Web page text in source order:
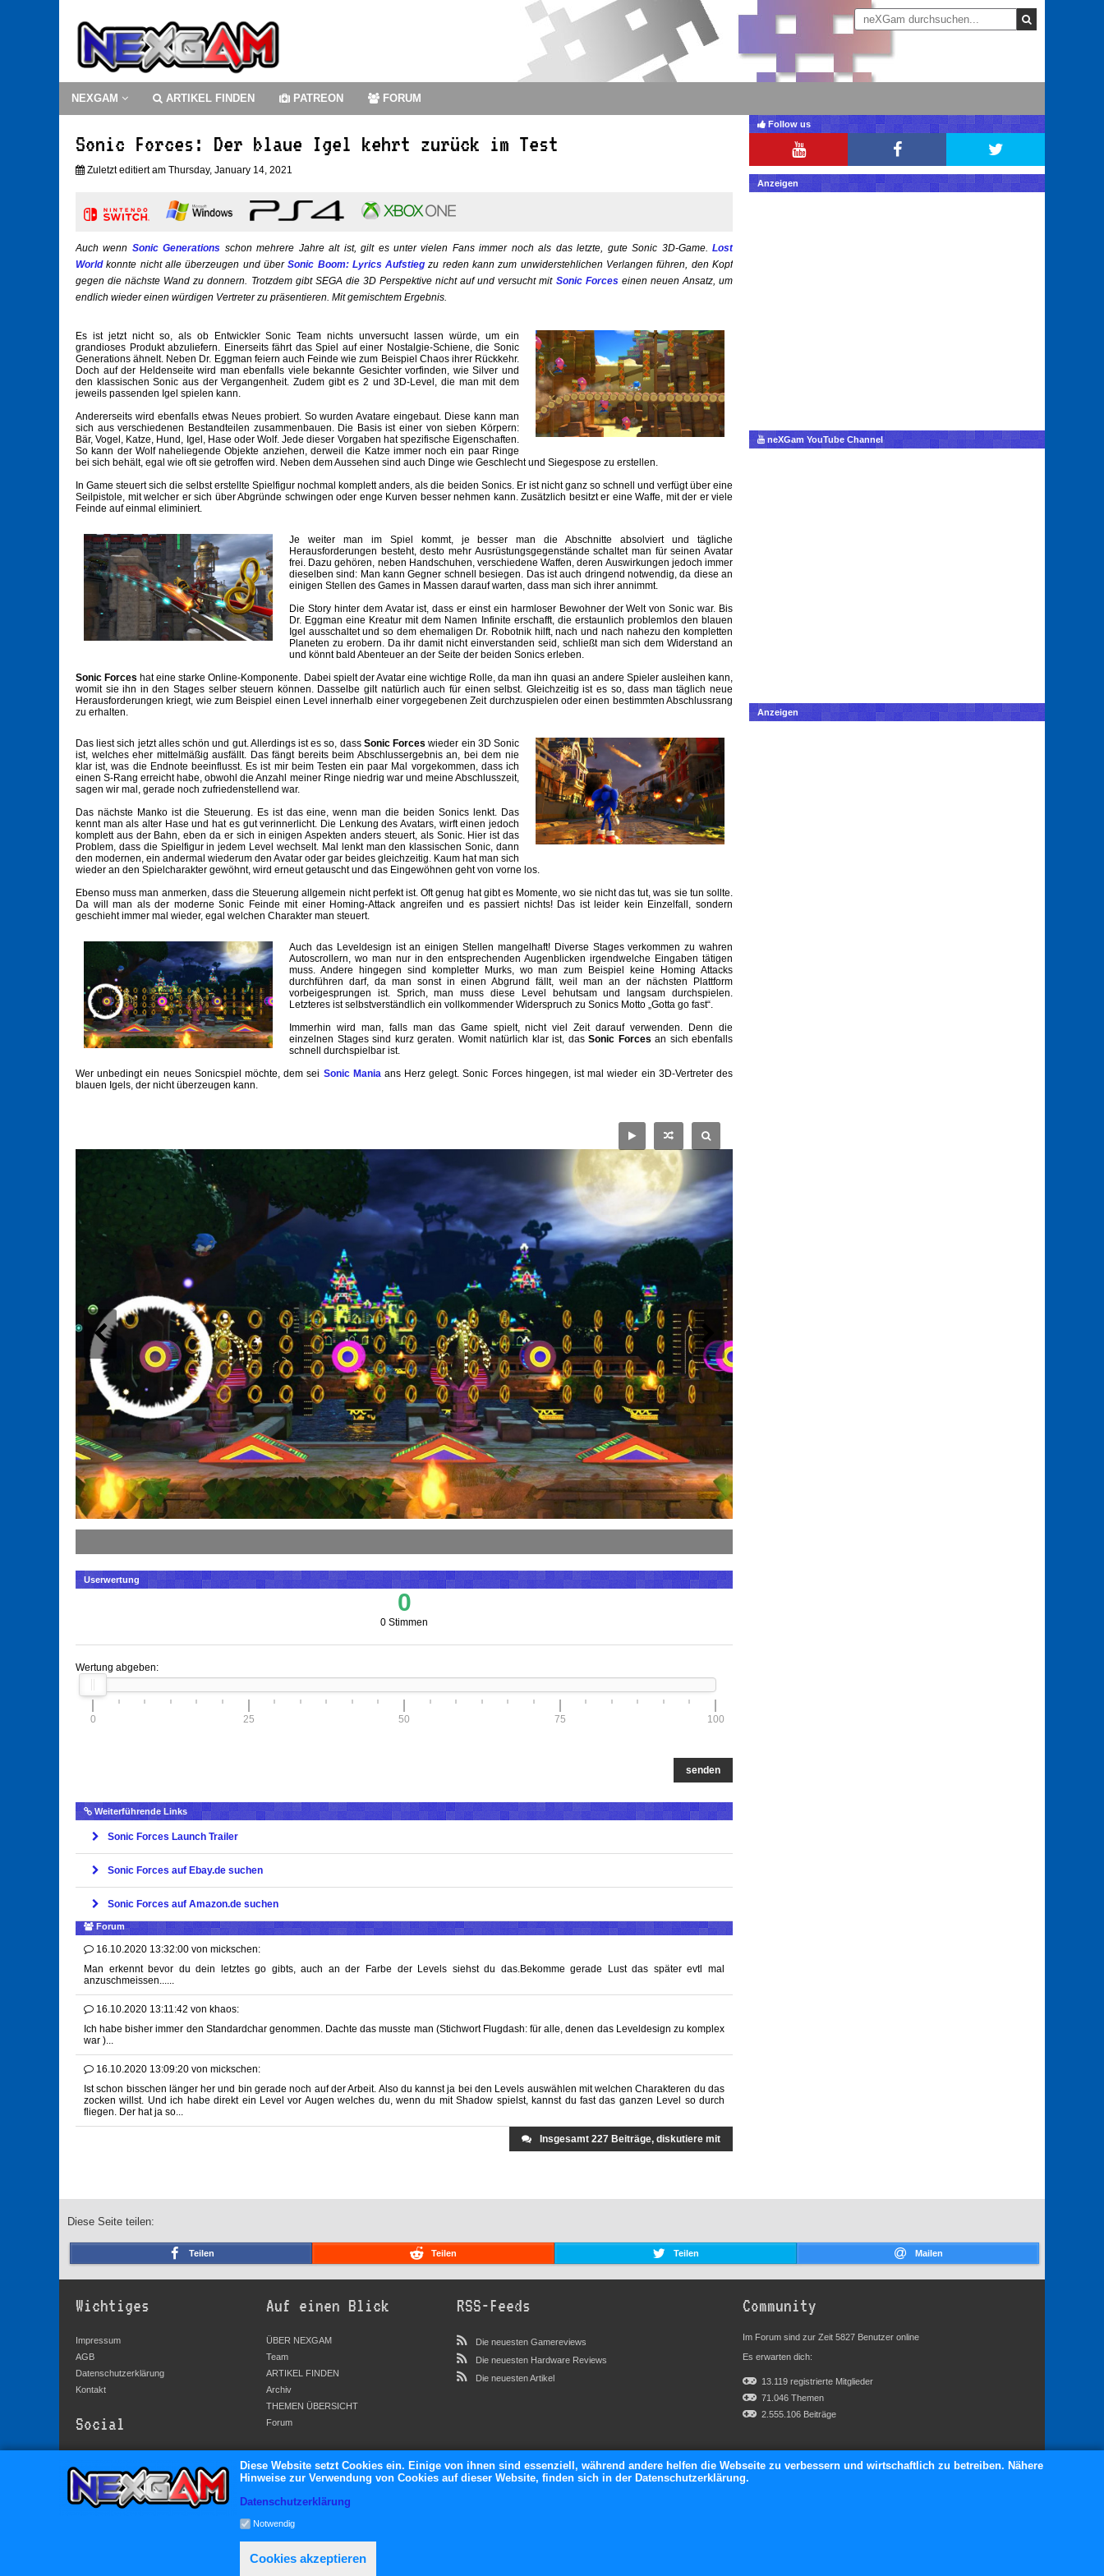
NEXGAM ARTIKEL FINDEN PATREON FORUM
Sonic Forces: Der blaue Igel kehrt zurück im Test
Zuletzt editiert am Thursday, January 14, 2021
Auch wenn Sonic Generations schon mehrere Jahre alt ist, gilt es unter vielen Fans immer noch als das letzte, gute Sonic 3D-Game.Lost
Worldkonnte nicht alle überzeugen und überSonic Boom: Lyrics Aufstieg zu reden kann zum unwiderstehlichen Verlangen führen, den Kopf
gegen die nächste Wand zu donnern. Trotzdem gibt SEGA die 3D Perspektive nicht auf und versucht mit Sonic Forceseinen neuen Ansatz, um
endlich wieder einen würdigen Vertreter zu präsentieren. Mit gemischtem Ergebnis.
Es ist jetzt nicht so, als ob Entwickler Sonic Team nichts unversucht lassen würde, um ein
grandioses Produkt abzuliefern. Einerseits fährt das Spiel auf einer Nostalgie-Schiene, die Sonic
Generations ähnelt. Neben Dr. Eggman feiern auch Feinde wie zum Beispiel Chaos ihrer Rückkehr.
Doch auf der Heldenseite wird man ebenfalls viele bekannte Gesichter vorfinden, wie Silver und
den klassischen Sonic aus der Vergangenheit. Zudem gibt es 2 und 3D-Level, die man mit dem
jeweils passenden Igel spielen kann.
Andererseits wird ebenfalls etwas Neues probiert. So wurden Avatare eingebaut. Diese kann man
sich aus verschiedenen Bestandteilen zusammenbauen. Die Basis ist einer von sieben Körpern:
Bär, Vogel, Katze, Hund, Igel, Hase oder Wolf. Jede dieser Vorgaben hat spezifische Eigenschaften.
So kann der Wolf naheliegende Objekte anziehen, derweil die Katze immer noch ein paar Ringe
bei sich behält, egal wie oft sie getroffen wird. Neben dem Aussehen sind auch Dinge wie Geschlecht und Siegespose zu erstellen.
In Game steuert sich die selbst erstellte Spielfigur nochmal komplett anders, als die beiden Sonics. Er ist nicht ganz so schnell und verfügt über eine
Seilpistole, mit welcher er sich über Abgründe schwingen oder enge Kurven besser nehmen kann. Zusätzlich besitzt er eine Waffe, mit der er viele
Feinde auf einmal eliminiert.
Je weiter man im Spiel kommt, je besser man die Abschnitte absolviert und tägliche
Herausforderungen besteht, desto mehr Ausrüstungsgegenstände schaltet man für seinen Avatar
frei. Dazu gehören, neben Handschuhen, verschiedene Waffen, deren Auswirkungen jedoch immer
dieselben sind: Man kann Gegner schnell besiegen. Das ist auch dringend notwendig, da diese an
einigen Stellen des Games in Massen darauf warten, dass man sich ihrer annimmt.
Die Story hinter dem Avatar ist, dass er einst ein harmloser Bewohner der Welt von Sonic war. Bis
Dr. Eggman eine Kreatur mit dem Namen Infinite erschafft, die erstaunlich problemlos den blauen
Igel ausschaltet und so dem ehemaligen Dr. Robotnik hilft, nach und nach nahezu den kompletten
Planeten zu erobern. Da ihr damit nicht einverstanden seid, schließt man sich dem Widerstand an
und könnt bald Abenteuer an der Seite der beiden Sonics erleben.
Sonic Forces hat eine starke Online-Komponente. Dabei spielt der Avatar eine wichtige Rolle, da man ihn quasi an andere Spieler ausleihen kann,
womit sie ihn in den Stages selber steuern können. Dasselbe gilt natürlich auch für einen selbst. Gleichzeitig ist es so, dass man täglich neue
Herausforderungen kriegt, wie zum Beispiel einen Level innerhalb einer vorgegebenen Zeit durchzuspielen oder einen bestimmten Abschlussrang
zu erhalten.
Das liest sich jetzt alles schön und gut. Allerdings ist es so, dass Sonic Forces wieder ein 3D Sonic
ist, welches eher mittelmäßig ausfällt. Das fängt bereits beim Abschlussergebnis an, bei dem nie
klar ist, was die Endnote beeinflusst. Es ist mir beim Testen ein paar Mal vorgekommen, dass ich
einen S-Rang erreicht habe, obwohl die Anzahl meiner Ringe niedrig war und meine Abschlusszeit,
sagen wir mal, gerade noch zufriedenstellend war.
Das nächste Manko ist die Steuerung. Es ist das eine, wenn man die beiden Sonics lenkt. Das
kennt man als alter Hase und hat es gut verinnerlicht. Die Lenkung des Avatars, wirft einen jedoch
komplett aus der Bahn, eben da er sich in einigen Aspekten anders steuert, als Sonic. Hier ist das
Problem, dass die Spielfigur in jedem Level wechselt. Mal lenkt man den klassischen Sonic, dann
den modernen, ein andermal wiederum den Avatar oder gar beides gleichzeitig. Kaum hat man sich
wieder an den Spielcharakter gewöhnt, wird erneut getauscht und das Eingewöhnen geht von vorne los.
Ebenso muss man anmerken, dass die Steuerung allgemein nicht perfekt ist. Oft genug hat gibt es Momente, wo sie nicht das tut, was sie tun sollte.
Da will man als der moderne Sonic Feinde mit einer Homing-Attack angreifen und es passiert nichts! Das ist leider kein Einzelfall, sondern
geschieht immer mal wieder, egal welchen Charakter man steuert.
Auch das Leveldesign ist an einigen Stellen mangelhaft! Diverse Stages verkommen zu wahren
Autoscrollern, wo man nur in den entsprechenden Augenblicken irgendwelche Eingaben tätigen
muss. Andere hingegen sind kompletter Murks, wo man zum Beispiel keine Homing Attacks
durchführen darf, da man sonst in einen Abgrund fällt, weil man an der nächsten Plattform
vorbeigesprungen ist. Sprich, man muss diese Level behutsam und langsam durchspielen.
Letzteres ist selbstverständlich ein vollkommender Widerspruch zu Sonics Motto „Gotta go fast“.
Immerhin wird man, falls man das Game spielt, nicht viel Zeit darauf verwenden. Denn die
einzelnen Stages sind kurz geraten. Womit natürlich klar ist, das Sonic Forces an sich ebenfalls
schnell durchspielbar ist.
Wer unbedingt ein neues Sonicspiel möchte, dem sei Sonic Maniaans Herz gelegt. Sonic Forces hingegen, ist mal wieder ein 3D-Vertreter des
blauen Igels, der nicht überzeugen kann.
Userwertung
0
0 Stimmen
Wertung abgeben:
0 25 50 75 100
senden
Weiterführende Links
Sonic Forces Launch Trailer
Sonic Forces auf Ebay.de suchen
Sonic Forces auf Amazon.de suchen
Forum
16.10.2020 13:32:00 von mickschen:
Man erkennt bevor du dein letztes go gibts, auch an der Farbe der Levels siehst du das.Bekomme gerade Lust das später evtl mal
anzuschmeissen......
16.10.2020 13:11:42 von khaos:
Ich habe bisher immer den Standardchar genommen. Dachte das musste man (Stichwort Flugdash: für alle, denen das Leveldesign zu komplex
war )...
16.10.2020 13:09:20 von mickschen:
Ist schon bisschen länger her und bin gerade noch auf der Arbeit. Also du kannst ja bei den Levels auswählen mit welchen Charakteren du das
zocken willst. Und ich habe direkt ein Level vor Augen welches du, wenn du mit Shadow spielst, kannst du fast das ganzen Level so durch
fliegen. Der hat ja so...
Insgesamt 227 Beiträge, diskutiere mit
Follow us
Anzeigen
neXGam YouTube Channel
Anzeigen
Diese Seite teilen:
Teilen Teilen Teilen Mailen
Wichtiges
Impressum
AGB
Datenschutzerklärung
Kontakt
Social
Facebook
Twitter
Auf einen Blick
ÜBER NEXGAM
Team
ARTIKEL FINDEN
Archiv
THEMEN ÜBERSICHT
Forum
RSS-Feeds
Die neuesten Gamereviews
Die neuesten Hardware Reviews
Die neuesten Artikel
Community
Im Forum sind zur Zeit 5827 Benutzer online
Es erwarten dich:
13.119 registrierte Mitglieder
71.046 Themen
2.555.106 Beiträge
Diese Website setzt Cookies ein. Einige von ihnen sind essenziell, während andere helfen die Webseite zu verbessern und wirtschaftlich zu betreiben. Nähere
Hinweise zur Verwendung von Cookies auf dieser Website, finden sich in der Datenschutzerklärung.
Datenschutzerklärung
Notwendig
Cookies akzeptieren